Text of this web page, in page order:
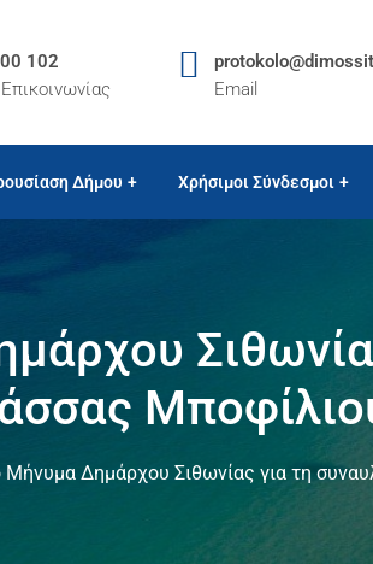
102
Email
Δήμου Χρήσιμοι Σύνδεσμοι
Μήνυμα Δημάρχου Σιθωνίας για τη